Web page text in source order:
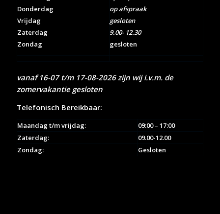
Donderdag
Vrijdag
Zaterdag
Zondag
op afspraak
gesloten
9.00- 12.30
gesloten
vanaf 16-07 t/m 17-08-2026 zijn wij i.v.m. de
zomervakantie gesloten
Telefonisch Bereikbaar:
Maandag t/m vrijdag:
09:00 – 17:00
Zaterdag:
09.00-12.00
Zondag:
Gesloten